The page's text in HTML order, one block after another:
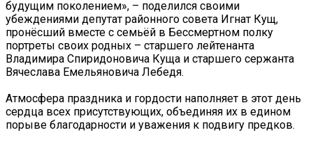
будущим поколением», – поделился своими
убеждениями депутат районного совета Игнат Кущ,
пронёсший вместе с семьёй в Бессмертном полку
портреты своих родных – старшего лейтенанта
Владимира Спиридоновича Куща и старшего сержанта
Вячеслава Емельяновича Лебедя.
Атмосфера праздника и гордости наполняет в этот день
сердца всех присутствующих, объединяя их в едином
порыве благодарности и уважения к подвигу предков.